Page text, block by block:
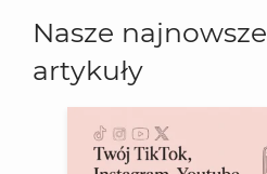
Nasze najnowsze
artykuły